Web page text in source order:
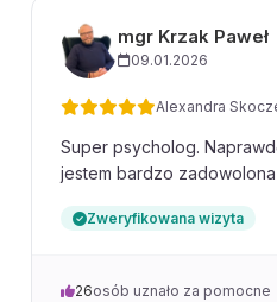
mgr Krzak Paweł
09.01.2026
Alexandra
Super psycholog.
jestem bardzo
Zweryfikowana wizyta
26osób uznało za pomocne